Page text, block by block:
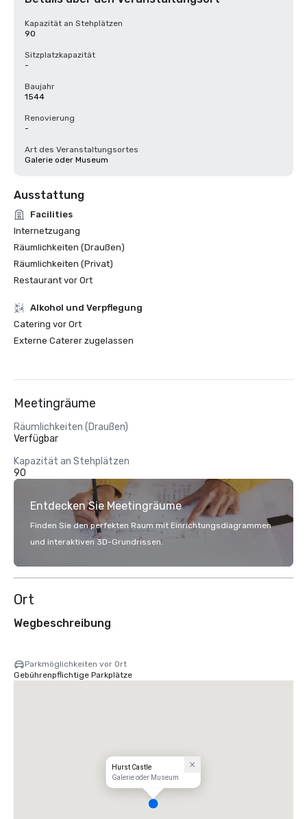
Kapazität an Stehplätzen
90
Sitzplatzkapazität
-
Baujahr
1544
Renovierung
-
Art des Veranstaltungsortes
Galerie oder Museum
Ausstattung
Facilities
Internetzugang
Räumlichkeiten (Draußen)
Räumlichkeiten (Privat)
Restaurant vor Ort
‪Alkohol‬ und Verpflegung
Catering vor Ort
Externe Caterer zugelassen
Meetingräume
Räumlichkeiten (Draußen)
Verfügbar
Kapazität an Stehplätzen
90
Entdecken Sie Meetingräume
Finden Sie den perfekten Raum mit Einrichtungsdiagrammen
und interaktiven 3D-Grundrissen.
Ort
Wegbeschreibung
Parkmöglichkeiten vor Ort
Gebührenpflichtige Parkplätze
Hurst Castle
Galerie oder Museum